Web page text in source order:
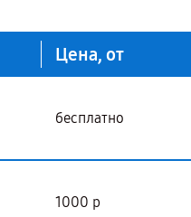
Цена, от
бесплатно
1000 р